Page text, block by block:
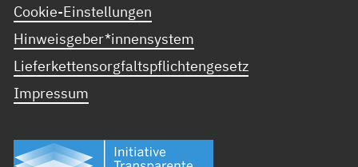
Cookie-Einstellungen
Hinweisgeber*innensystem
Lieferkettensorgfaltspflichtengesetz
Impressum